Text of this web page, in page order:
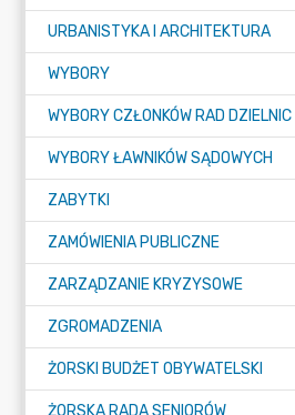
URBANISTYKA I ARCHITEKTURA
WYBORY
WYBORY CZŁONKÓW RAD DZIELNIC
WYBORY ŁAWNIKÓW SĄDOWYCH
ZABYTKI
ZAMÓWIENIA PUBLICZNE
ZARZĄDZANIE KRYZYSOWE
ZGROMADZENIA
ŻORSKI BUDŻET OBYWATELSKI
ŻORSKA RADA SENIORÓW